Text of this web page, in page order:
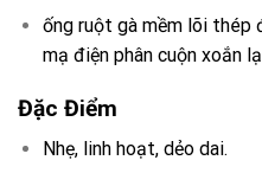
ống ruột gà mềm lõi
mạ điện phân cuộn xoắn
Đặc Điểm
Nhẹ, linh hoạt, dẻo dai.